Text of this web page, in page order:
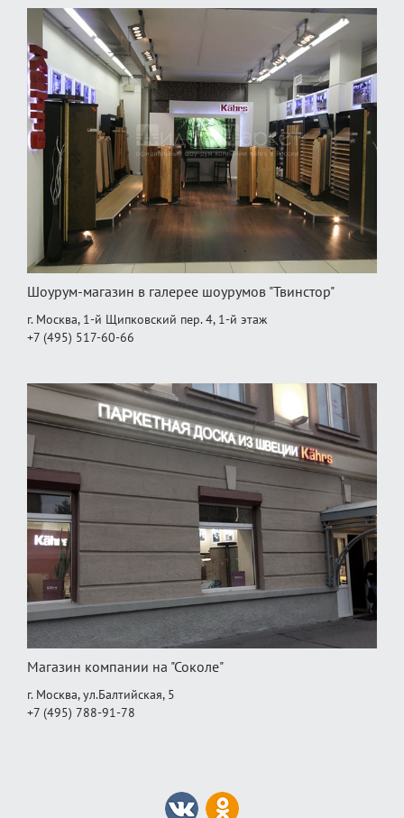
Шоурум-магазин в галерее шоурумов "Твинстор"
г. Москва, 1-й Щипковский пер. 4, 1‑й этаж
+7 (495) 517-60-66
Магазин компании на "Соколе"
г. Москва, ул.Балтийская, 5
+7 (495) 788-91-78